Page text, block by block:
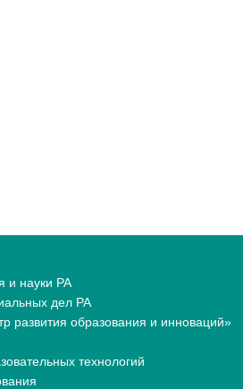
и науки РА
дел РА
развития образования и инноваций»
технологий